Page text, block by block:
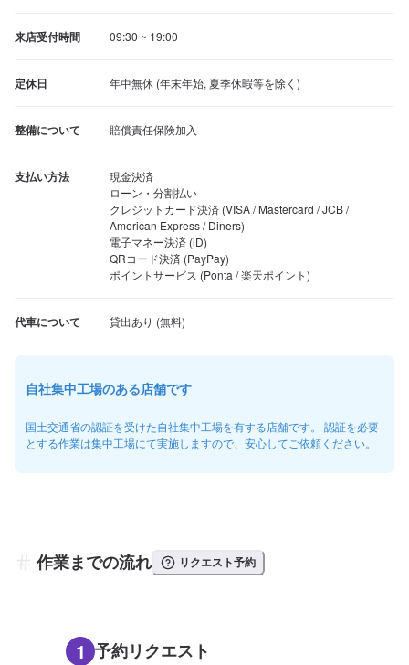
来店受付時間 09:30 ~ 19:00
定休日 年中無休 (年末年始, 夏季休暇等を除く)
整備について 賠償責任保険加入
支払い方法
現金決済
ローン・分割払い
クレジットカード決済 (VISA / Mastercard / JCB /
American Express / Diners)
電子マネー決済 (iD)
QRコード決済 (PayPay)
ポイントサービス (Ponta / 楽天ポイント)
代車について
自社集中工場のある店舗です
国土交通省の認証を受けた自社集中工場を有する店舗です。 認証を必要
とする作業は集中工場にて実施しますので、安心してご依頼ください。
作業までの流れ リクエスト予約
1 予約リクエスト